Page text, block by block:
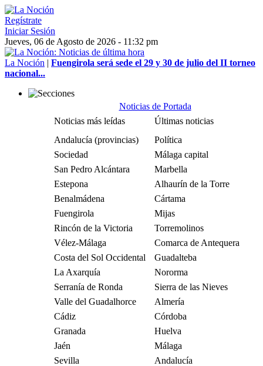
Regístrate
Iniciar Sesión
Jueves, 06 de Agosto de 2026 - 11:32 pm
La Noción | Fuengirola será sede el 29 y 30 de julio del II torneo
nacional...
Noticias de Portada
Noticias más leídas
Últimas noticias
Andalucía (provincias)
Política
Sociedad
Málaga capital
San Pedro Alcántara
Marbella
Estepona
Alhaurín de la Torre
Benalmádena
Cártama
Fuengirola
Mijas
Rincón de la Victoria
Torremolinos
Vélez-Málaga
Comarca de Antequera
Costa del Sol Occidental
Guadalteba
La Axarquía
Nororma
Serranía de Ronda
Sierra de las Nieves
Valle del Guadalhorce
Almería
Cádiz
Córdoba
Granada
Huelva
Jaén
Málaga
Sevilla
Andalucía